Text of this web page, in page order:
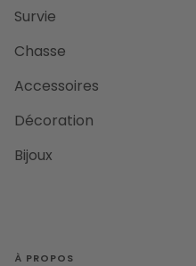
Survie
Chasse
Accessoires
Décoration
Bijoux
À PROPOS